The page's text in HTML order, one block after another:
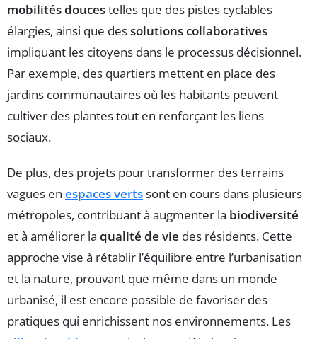
mobilités doucestelles que des pistes cyclables
élargies, ainsi que dessolutions collaboratives
impliquant les citoyens dans le processus décisionnel.
Par exemple, des quartiers mettent en place des
jardins communautaires où les habitants peuvent
cultiver des plantes tout en renforçant les liens
sociaux.
De plus, des projets pour transformer des terrains
vagues en espaces vertssont en cours dans plusieurs
métropoles, contribuant à augmenter la biodiversité
et à améliorer la qualité de vie des résidents. Cette
approche vise à rétablir l’équilibre entre l’urbanisation
et la nature, prouvant que même dans un monde
urbanisé, il est encore possible de favoriser des
pratiques qui enrichissent nos environnements. Les